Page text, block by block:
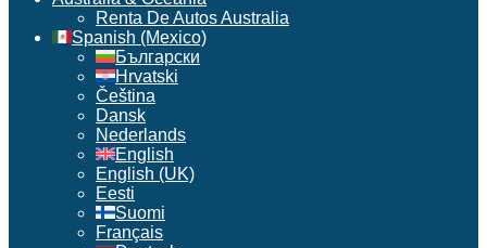
Renta De Autos Australia
Spanish (Mexico)
Български
Hrvatski
Čeština
Dansk
Nederlands
English
English (UK)
Eesti
Suomi
Français